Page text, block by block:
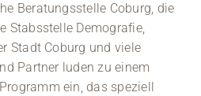
Beratungsstelle Coburg, die
Stabsstelle Demografie,
Stadt Coburg und viele
Partner luden zu einem
ein, das speziell